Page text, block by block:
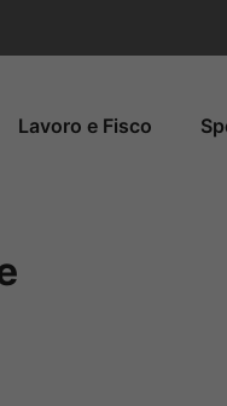
Lavoro e Fisco